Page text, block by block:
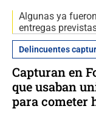
Algunas ya
entregas
Delincuentes
Capturan en
que usaban
para cometer